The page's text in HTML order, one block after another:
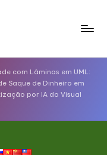
com Lâminas em UML:
Saque de Dinheiro em
por IA do Visual